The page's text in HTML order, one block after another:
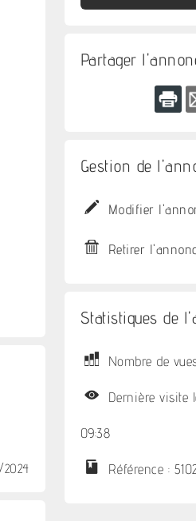
Partager
Gestion de
Modifier
Retirer
Statistiques de
Nombre de
Dernière visite
09:38
Référence :